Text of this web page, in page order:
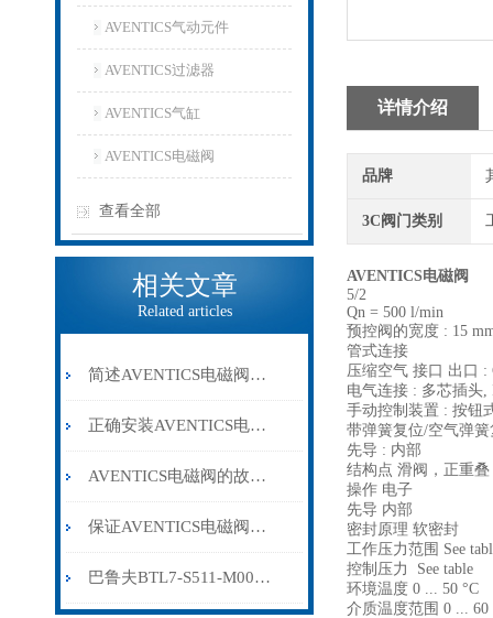
AVENTICS气动元件
AVENTICS过滤器
AVENTICS气缸
AVENTICS电磁阀
查看全部
相关文章
Related articles
简述AVENTICS电磁阀常见问题的解决方法
正确安装AVENTICS电磁阀是确保其稳定可靠运行的关键
AVENTICS电磁阀的故障检测及处理方法分享
保证AVENTICS电磁阀线圈干燥的目的主要有以下几方面
巴鲁夫BTL7-S511-M0025-B-S32
详情介绍
品牌
3C阀门类别
AVENTICS电磁阀
5/2
Qn = 500 l/min
预控阀的宽度 : 15
管式连接
压缩空气 接口 出口 :
电气连接 : 多芯插头,
手动控制装置 : 按钮
带弹簧复位/空气弹簧
先导 : 内部
结构点 滑阀，正重叠
操作 电子
先导 内部
密封原理 软密封
工作压力范围 See
控制压力 See table
环境温度 0 ... 50 °C
介质温度范围 0 ... 60